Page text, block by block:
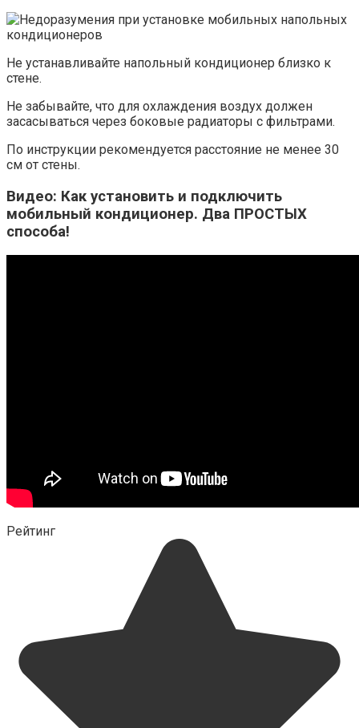
Не устанавливайте напольный кондиционер близко к
стене.
Не забывайте, что для охлаждения воздух должен
засасываться через боковые радиаторы с фильтрами.
По инструкции рекомендуется расстояние не менее 30
см от стены.
Видео: Как установить и подключить
мобильный кондиционер. Два ПРОСТЫХ
способа!
Рейтинг